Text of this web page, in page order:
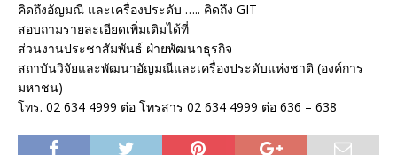
คิดถึงอัญมณี และเครื่องประดับ ….. คิดถึง GIT
สอบถามรายละเอียดเพิ่มเติมได้ที่
ส่วนงานประชาสัมพันธ์ ฝ่ายพัฒนาธุรกิจ
สถาบันวิจัยและพัฒนาอัญมณีและเครื่องประดับแห่งชาติ (องค์การ
มหาชน)
โทร. 02 634 4999 ต่อ โทรสาร 02 634 4999 ต่อ 636 – 638